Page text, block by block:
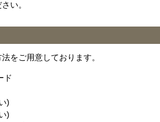
い。
をご用意しております。
ド
)
)